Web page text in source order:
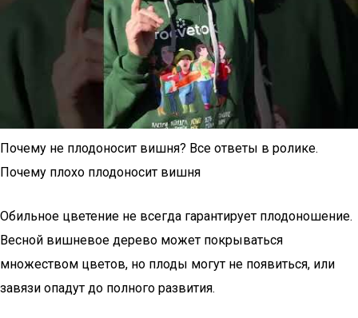
Почему не плодоносит вишня? Все ответы в ролике.
Почему плохо плодоносит вишня
Обильное цветение не всегда гарантирует плодоношение.
Весной вишневое дерево может покрываться
множеством цветов, но плоды могут не появиться, или
завязи опадут до полного развития.